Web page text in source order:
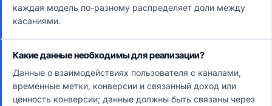
каждая модель по-разному распределяет доли между
касаниями.
Какие данные необходимы для реализации?
Данные о взаимодействиях пользователя с каналами,
временные метки, конверсии и связанный доход или
ценность конверсии; данные должны быть связаны через